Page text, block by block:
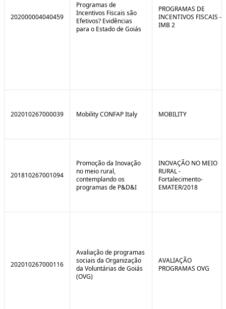
202000004040459
Programas de
Incentivos Fiscais são
Efetivos? Evidências
para o Estado de Goiás
PROGRAMAS DE
INCENTIVOS FISCAIS -
IMB 2
202010267000039 Mobility CONFAP Italy MOBILITY
201810267001094
Promoção da Inovação
no meio rural,
contemplando os
programas de P&D&I
INOVAÇÃO NO MEIO
RURAL -
Fortalecimento-
EMATER/2018
202010267000116
Avaliação de programas
sociais da Organização
da Voluntárias de Goiás
(OVG)
AVALIAÇÃO
PROGRAMAS OVG